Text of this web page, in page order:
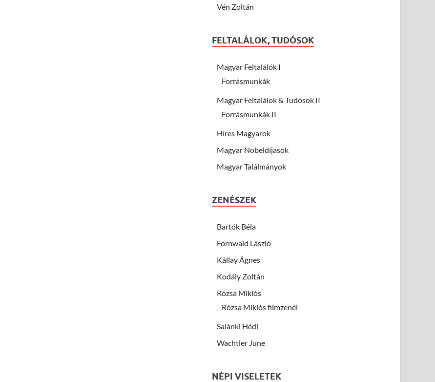
Vén Zoltán
FELTALÁLOK, TUDÓSOK
Magyar Feltalálók I
Forrásmunkák
Magyar Feltalálok & Tudósok II
Forrásmunkák II
Híres Magyarok
Magyar Nobeldíjasok
Magyar Találmányok
ZENÉSZEK
Bartók Béla
Fornwald László
Kállay Ágnes
Kodály Zoltán
Rózsa Miklós
Rózsa Miklós filmzenéi
Salánki Hédi
Wachtler June
NÉPI VISELETEK